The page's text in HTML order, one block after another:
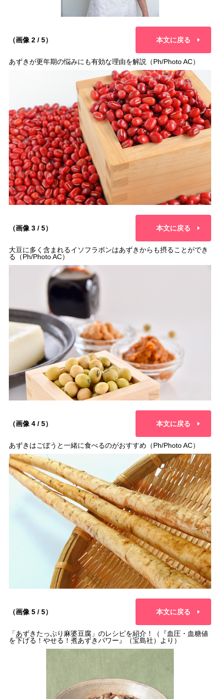
（画像 2 / 5） 本文に戻る
あずきが更年期の悩みにも有効な理由を解説（Ph/Photo AC）
（画像 3 / 5） 本文に戻る
大豆に多く含まれるイソフラボンはあずきからも摂ることができ
る（Ph/Photo AC）
（画像 4 / 5） 本文に戻る
あずきはごぼうと一緒に食べるのがおすすめ（Ph/Photo AC）
（画像 5 / 5） 本文に戻る
「あずきたっぷり麻婆豆腐」のレシピを紹介！（『血圧・血糖値
を下げる！やせる！煮あずきパワー』（宝島社）より）